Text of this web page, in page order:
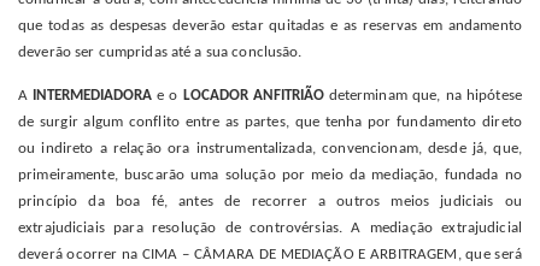
que todas as despesas deverão estar quitadas e as reservas em andamento
deverão ser cumpridas até a sua conclusão.
A INTERMEDIADORA e o LOCADOR ANFITRIÃO determinam que, na hipótese
de surgir algum conflito entre as partes, que tenha por fundamento direto
ou indireto a relação ora instrumentalizada, convencionam, desde já, que,
primeiramente, buscarão uma solução por meio da mediação, fundada no
princípio da boa fé, antes de recorrer a outros meios judiciais ou
extrajudiciais para resolução de controvérsias. A mediação extrajudicial
deverá ocorrer na CIMA – CÂMARA DE MEDIAÇÃO E ARBITRAGEM, que será